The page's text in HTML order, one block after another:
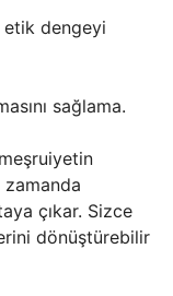
etik dengeyi
sağlama.
çıkar. Sizce
dönüştürebilir